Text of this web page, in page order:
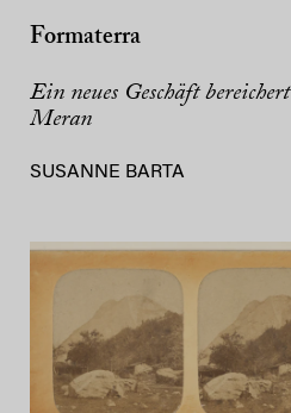
Formaterra
Ein neues Geschäft bereichert
Meran
SUSANNE BARTA